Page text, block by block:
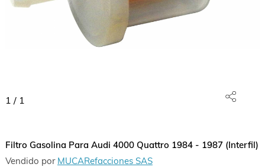
1 / 1
Filtro Gasolina Para Audi 4000 Quattro 1984 - 1987 (Interfil)
Vendido por MUCARefacciones SAS